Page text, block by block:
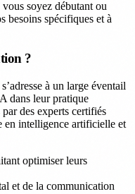
soyez débutant ou
besoins spécifiques et à
?
à un large éventail
dans leur pratique
des experts certifiés
en intelligence artificielle et
optimiser leurs
et de la communication